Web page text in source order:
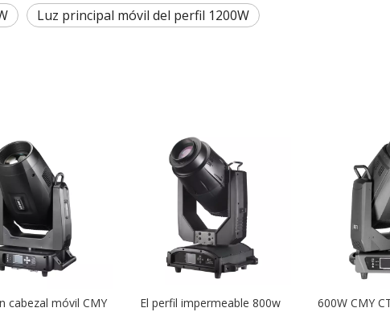
Luz principal móvil del perfil 1200W
cabezal móvil CMY
El perfil impermeable 800w
600W CMY